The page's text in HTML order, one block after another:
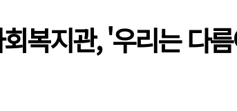
복지관, '우리는 다